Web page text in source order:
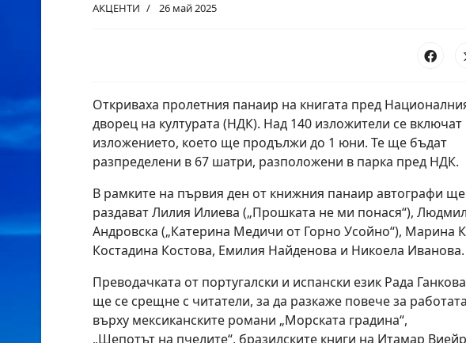
АКЦЕНТИ 26 май 2025
Откриваха пролетния панаир на книгата пред Национа
дворец на културата (НДК). Над 140 изложители се включат
изложението, което ще продължи до 1 юни. Те ще бъдат
разпределени в 67 шатри, разположени в парка пред НДК.
В рамките на първия ден от книжния панаир автографи ще
раздават Лилия Илиева („Прошката не ми понася“),
Андровска („Катерина Медичи от Горно Усойно“), Марина
Костадина Костова, Емилия Найденова и Никоела Иванова.
Преводачката от португалски и испански език Рада
ще се срещне с читатели, за да разкаже повече за
върху мексиканските романи „Морската градина“,
„Шепотът на пчелите“, бразилските книги на Итамар